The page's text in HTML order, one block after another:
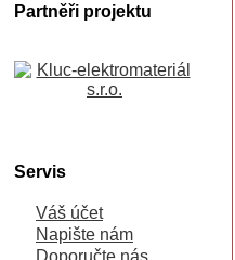
Partněři projektu
Servis
Váš účet
Napište nám
Doporučte nás